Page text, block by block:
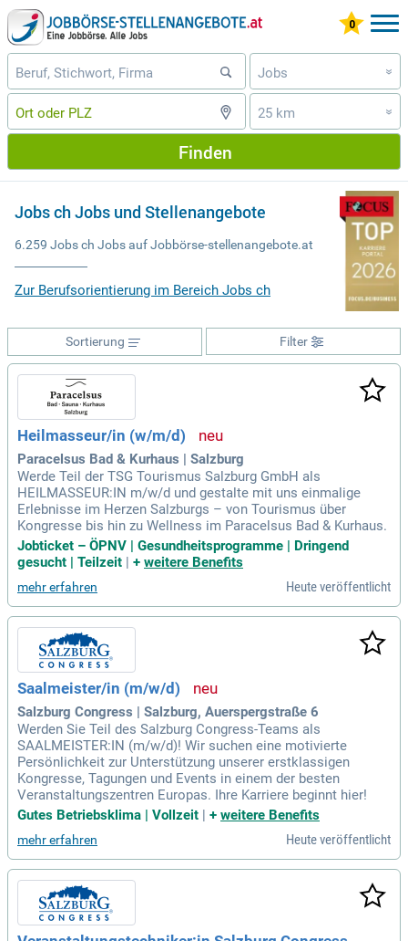
Jobs »
25 km »
Finden
Jobs ch Jobs und Stellenangebote
6.259 Jobs ch Jobs auf Jobbörse-stellenangebote.at
Zur Berufsorientierung im Bereich Jobs ch
Filter
Sortierung
Heilmasseur/in (w/m/d)
Paracelsus Bad & Kurhaus | Salzburg
Werde Teil der TSG Tourismus Salzburg GmbH als
HEILMASSEUR:IN m/w/d und gestalte mit uns einmalige
Erlebnisse im Herzen Salzburgs – von Tourismus über
Kongresse bis hin zu Wellness im Paracelsus Bad & Kurhaus.
Jobticket – ÖPNV | Gesundheitsprogramme | Dringend
gesucht | Teilzeit | + weitere Benefits
mehr erfahren Heute veröffentlicht
Saalmeister/in (m/w/d)
Salzburg Congress | Salzburg, Auerspergstraße 6
Werden Sie Teil des Salzburg Congress-Teams als
SAALMEISTER:IN (m/w/d)! Wir suchen eine motivierte
Persönlichkeit zur Unterstützung unserer erstklassigen
Kongresse, Tagungen und Events in einem der besten
Veranstaltungszentren Europas. Ihre Karriere beginnt hier!
Gutes Betriebsklima | Vollzeit
+ weitere Benefits
mehr erfahren Heute veröffentlicht